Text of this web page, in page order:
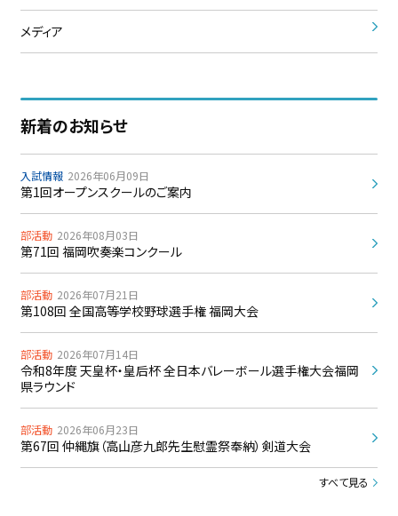
メディア
新着のお知らせ
入試情報 2026年06月09日
第1回オープンスクールのご案内
部活動 2026年08月03日
第71回 福岡吹奏楽コンクール
部活動 2026年07月21日
第108回 全国高等学校野球選手権 福岡大会
部活動 2026年07月14日
令和8年度 天皇杯・皇后杯 全日本バレーボール選手権大会福岡
県ラウンド
部活動 2026年06月23日
第67回 仲縄旗（高山彦九郎先生慰霊祭奉納）剣道大会
すべて見る